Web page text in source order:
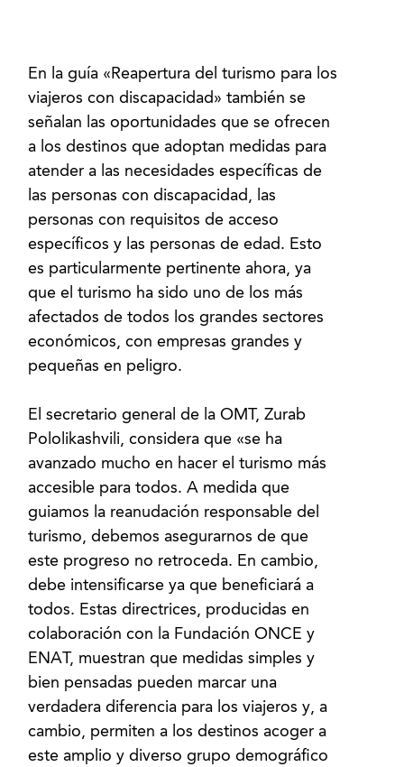
En la guía «Reapertura del turismo para los
viajeros con discapacidad» también se
señalan las oportunidades que se ofrecen
a los destinos que adoptan medidas para
atender a las necesidades específicas de
las personas con discapacidad, las
personas con requisitos de acceso
específicos y las personas de edad. Esto
es particularmente pertinente ahora, ya
que el turismo ha sido uno de los más
afectados de todos los grandes sectores
económicos, con empresas grandes y
pequeñas en peligro.
El secretario general de la OMT, Zurab
Pololikashvili, considera que «se ha
avanzado mucho en hacer el turismo más
accesible para todos. A medida que
guiamos la reanudación responsable del
turismo, debemos asegurarnos de que
este progreso no retroceda. En cambio,
debe intensificarse ya que beneficiará a
todos. Estas directrices, producidas en
colaboración con la Fundación ONCE y
ENAT, muestran que medidas simples y
bien pensadas pueden marcar una
verdadera diferencia para los viajeros y, a
cambio, permiten a los destinos acoger a
este amplio y diverso grupo demográfico